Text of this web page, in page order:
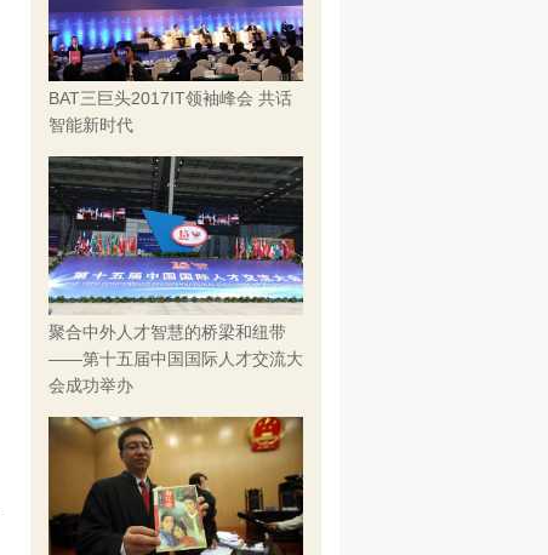
BAT三巨头2017IT领袖峰会 共话
智能新时代
聚合中外人才智慧的桥梁和纽带
——第十五届中国国际人才交流大
会成功举办